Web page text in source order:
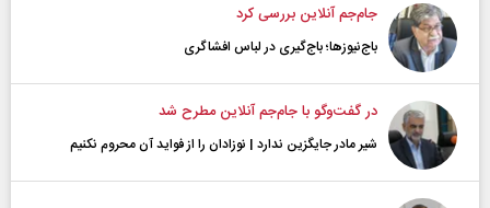
جام‌جم آنلاین بررسی کرد
باج‌نیوزها؛ باج‌گیری در لباس افشاگری
در گفت‌و‌گو با جام‌جم آنلاین مطرح شد
شیر مادر جایگزین ندارد | نوزادان را از فواید آن محروم نکنیم